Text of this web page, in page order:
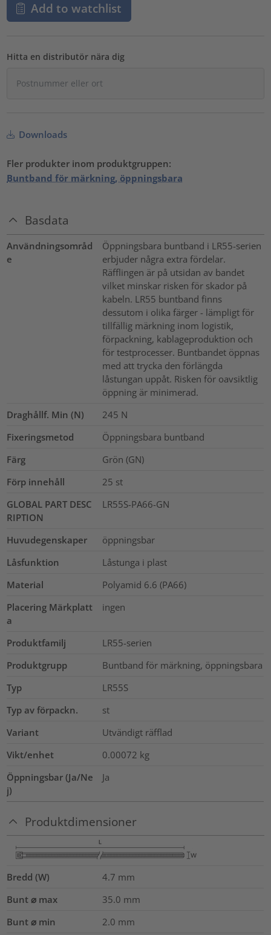
Add to watchlist
Hitta en distributör nära dig
Downloads
Fler produkter inom produktgruppen:
Buntband för märkning, öppningsbara
Basdata
Användningsområd
e
Öppningsbara buntband i LR55-serien
erbjuder några extra fördelar.
Räfflingen är på utsidan av bandet
vilket minskar risken för skador på
kabeln. LR55 buntband finns
dessutom i olika färger - lämpligt för
tillfällig märkning inom logistik,
förpackning, kablageproduktion och
för testprocesser. Buntbandet öppnas
med att trycka den förlängda
låstungan uppåt. Risken för oavsiktlig
öppning är minimerad.
Draghållf. Min (N)
245 N
Fixeringsmetod
Öppningsbara buntband
Färg
Grön (GN)
Förp innehåll
25 st
GLOBAL PART DESC
RIPTION
LR55S-PA66-GN
Huvudegenskaper
öppningsbar
Låsfunktion
Låstunga i plast
Material
Polyamid 6.6 (PA66)
Placering Märkplatt
a
ingen
Produktfamilj
LR55-serien
Produktgrupp
Buntband för märkning, öppningsbara
Typ
LR55S
Typ av förpackn.
st
Variant
Utvändigt räfflad
Vikt/enhet
0.00072 kg
Öppningsbar (Ja/Ne
j)
Ja
Produktdimensioner
Bredd (W) 4.7 mm
Bunt ⌀ max
35.0 mm
Bunt ⌀ min
2.0 mm